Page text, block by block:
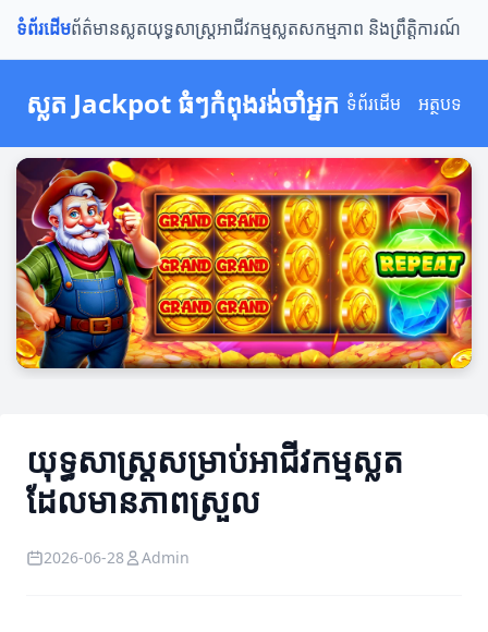
ទំព័រដើមព័ត៌មានស្លតយុទ្ធសាស្ត្រអាជីវកម្មស្លតសកម្មភាព និងព្រឹត្តិការណ៍
ស្លត Jackpot ធំៗកំពុងរង់ចាំអ្នក ទំព័រដើម អត្ថបទ
យុទ្ធសាស្ត្រសម្រាប់អាជីវកម្មស្លត
ដែលមានភាពស្រួល
2026-06-28 Admin